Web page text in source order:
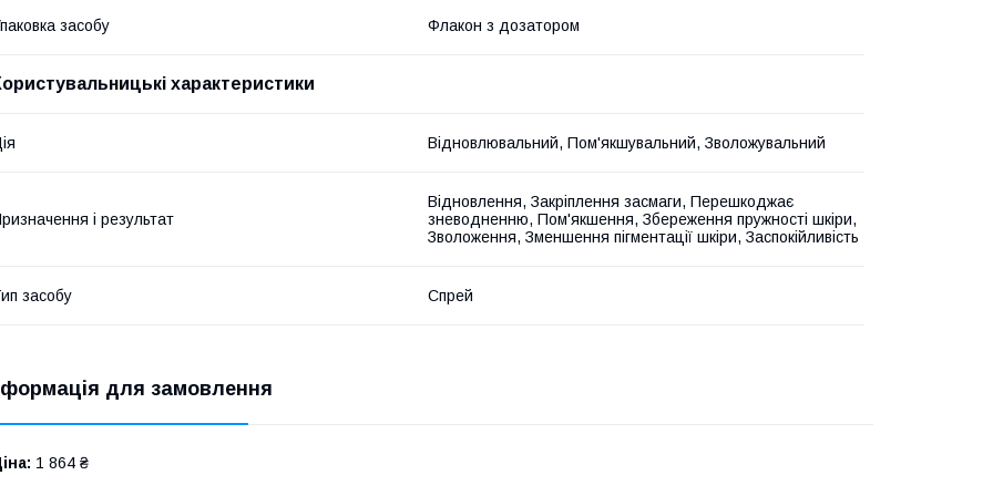
засобу Флакон з дозатором
характеристики
Відновлювальний, Пом'якшувальний, Зволожувальний
і результат
Відновлення, Закріплення засмаги, Перешкоджає
зневодненню, Пом'якшення, Збереження пружності шкіри,
Зволоження, Зменшення пігментації шкіри, Заспокійливість
засобу Спрей
для замовлення
1 864 ₴